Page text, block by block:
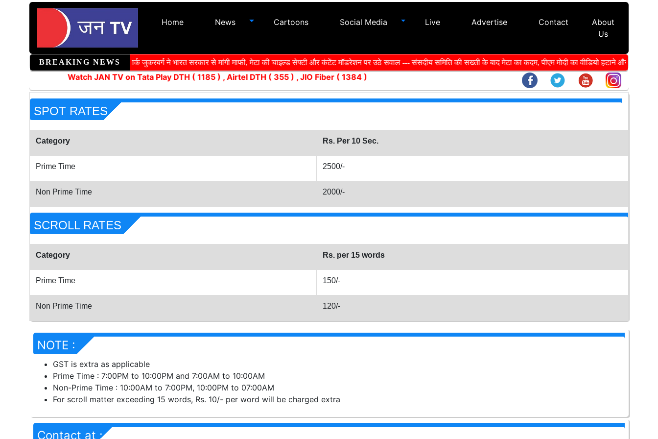
Home News Cartoons Social Media Live Advertise Contact
About
Us
BREAKING NEWSमार्क जुकरबर्ग ने भारत सरकार से मांगी माफी, मेटा की चाइल्ड सेफ्टी और कंटेंट मॉडरेशन पर उठे सवाल --- संसदीय समिति की सख्ती के बाद मेटा का कदम, पीएम मोदी का वीडियो हटाने और CSAM-
Watch JAN TV on Tata Play DTH ( 1185 ) , Airtel DTH ( 355 ) , JIO Fiber ( 1384 )
SPOT RATES
Category Rs. Per 10 Sec.
Prime Time 2500/-
Non Prime Time 2000/-
SCROLL RATES
Category Rs. per 15 words
Prime Time 150/-
Non Prime Time 120/-
NOTE :
GST is extra as applicable
Prime Time : 7:00PM to 10:00PM and 7:00AM to 10:00AM
Non-Prime Time : 10:00AM to 7:00PM, 10:00PM to 07:00AM
For scroll matter exceeding 15 words, Rs. 10/- per word will be charged extra
Contact at :